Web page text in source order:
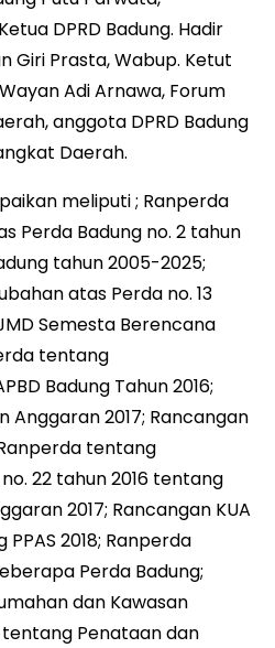
DPRD Badung. Hadir
Giri Prasta, Wabup. Ketut
Adi Arnawa, Forum
anggota DPRD Badung
Daerah.
meliputi ; Ranperda
Perda Badung no. 2 tahun
tahun 2005-2025;
atas Perda no. 13
Semesta Berencana
tentang
Badung Tahun 2016;
Anggaran 2017; Rancangan
tentang
22 tahun 2016 tentang
2017; Rancangan KUA
2018; Ranperda
Perda Badung;
dan Kawasan
Penataan dan